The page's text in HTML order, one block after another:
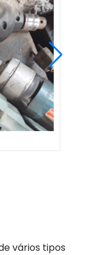
vários tipos